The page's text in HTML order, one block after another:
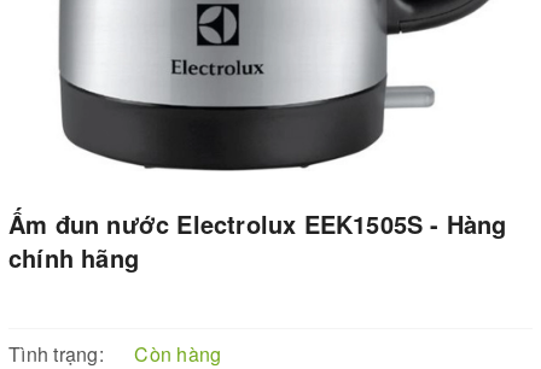
Ấm đun nước Electrolux EEK1505S - Hàng
chính hãng
Tình trạng:
Còn hàng